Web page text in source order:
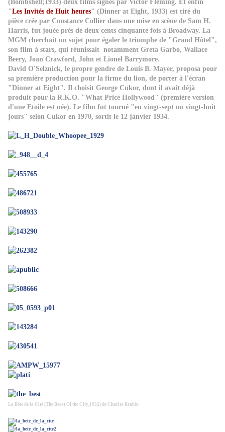
(Bombshell;1933) deux films signés par Victor Fleming. Et enfin
"Les Invités de Huit heures" (Dinner at Eight, 1933) est tiré du
pièce crée par Constance Collier dans une mise en scène de Sam H.
Harris, fut jouée près de deux cents cinquante fois à Broadway. La
MGM cherchait un sujet pour égaler le triomphe de "Grand Hôtel",
son film à stars, qui réunissait notamment Greta Garbo, Wallace
Beery, Joan Crawford, John et Lionel Barrymore.
David O'Selznick, le propre gendre de Louis B. Mayer, proposa pour
sa première production pour la firme du lion, de porter à l'écran
"Dinner at Eight". Il choisit George Cukor, dont il avait déjà
produit pour la R.K.O. "What Price Hollywood" (première version
d'une Etoile est née). Le film fut tourné "en vingt-sept ou vingt-huit
jours" selon Cukor en 1970, sortit le 12 janvier 1934.
La Bête de la Cité (The Beast Of the City,1932) de Charles Brabin